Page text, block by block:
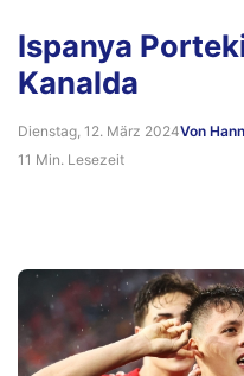
Ispanya
Kanalda
Dienstag, 12. März 2024Von
11 Min. Lesezeit